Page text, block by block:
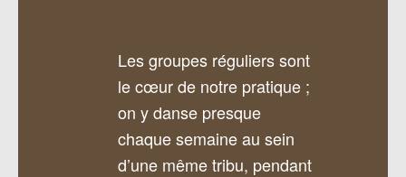
Les groupes réguliers sont
le cœur de notre pratique ;
on y danse presque
chaque semaine au sein
d’une même tribu, pendant